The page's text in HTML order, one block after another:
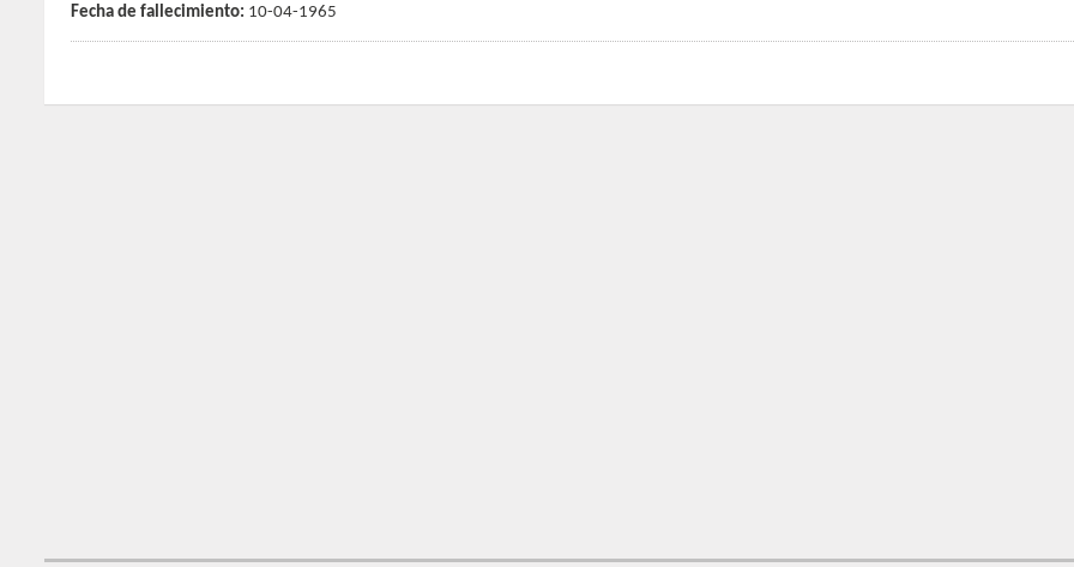
Fecha de fallecimiento: 10-04-1965